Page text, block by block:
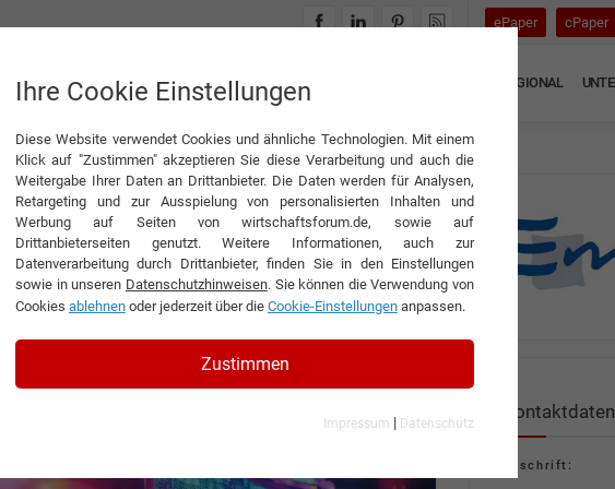
ePaper cPaper
INTERVIEWS REGIONAL
Verstehen Sie jetzt den Cyber Resilience-Reifegrad Ihres Unternehmens
Verstehen Sie
Reifegrad Ihres
Kontaktdaten
Anschrift:
Ihre Cookie Einstellungen
Diese Website verwendet Cookies und ähnliche Technologien. Mit einem
Klick auf "Zustimmen" akzeptieren Sie diese Verarbeitung und auch die
Weitergabe Ihrer Daten an Drittanbieter. Die Daten werden für Analysen,
Retargeting und zur Ausspielung von personalisierten Inhalten und
Werbung auf Seiten von wirtschaftsforum.de, sowie auf
Drittanbieterseiten genutzt. Weitere Informationen, auch zur
Datenverarbeitung durch Drittanbieter, finden Sie in den Einstellungen
sowie in unseren Datenschutzhinweisen. Sie können die Verwendung von
Cookies ablehnen oder jederzeit über die Cookie-Einstellungen anpassen.
Zustimmen
Impressum | Datenschutz